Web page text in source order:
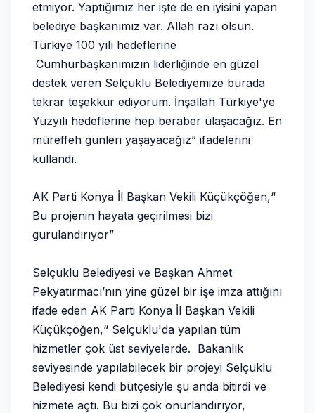
etmiyor. Yaptığımız her işte de en iyisini yapan
belediye başkanımız var. Allah razı olsun.
Türkiye 100 yılı hedeflerine
Cumhurbaşkanımızın liderliğinde en güzel
destek veren Selçuklu Belediyemize burada
tekrar teşekkür ediyorum. İnşallah Türkiye'ye
Yüzyılı hedeflerine hep beraber ulaşacağız. En
müreffeh günleri yaşayacağız” ifadelerini
kullandı.
AK Parti Konya İl Başkan Vekili Küçükçöğen,“
Bu projenin hayata geçirilmesi bizi
gurulandırıyor”
Selçuklu Belediyesi ve Başkan Ahmet
Pekyatırmacı’nın yine güzel bir işe imza attığını
ifade eden AK Parti Konya İl Başkan Vekili
Küçükçöğen,“ Selçuklu'da yapılan tüm
hizmetler çok üst seviyelerde. Bakanlık
seviyesinde yapılabilecek bir projeyi Selçuklu
Belediyesi kendi bütçesiyle şu anda bitirdi ve
hizmete açtı. Bu bizi çok onurlandırıyor,